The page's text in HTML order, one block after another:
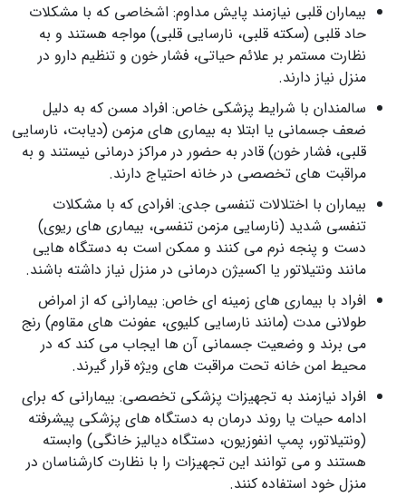
بیماران قلبی نیازمند پایش مداوم: اشخاصی که با مشکلات
حاد قلبی (سکته قلبی، نارسایی قلبی) مواجه هستند و به
نظارت مستمر بر علائم حیاتی، فشار خون و تنظیم دارو در
منزل نیاز دارند.
سالمندان با شرایط پزشکی خاص: افراد مسن که به دلیل
ضعف جسمانی یا ابتلا به بیماری‌ های مزمن (دیابت، نارسایی
قلبی، فشار خون) قادر به حضور در مراکز درمانی نیستند و به
مراقبت‌ های تخصصی در خانه احتیاج دارند.
بیماران با اختلالات تنفسی جدی: افرادی که با مشکلات
تنفسی شدید (نارسایی مزمن تنفسی، بیماری‌ های ریوی)
دست و پنجه نرم می‌ کنند و ممکن است به دستگاه‌ هایی
مانند ونتیلاتور یا اکسیژن درمانی در منزل نیاز داشته باشند.
افراد با بیماری‌ های زمینه‌ ای خاص: بیمارانی که از امراض
طولانی‌ مدت (مانند نارسایی کلیوی، عفونت‌ های مقاوم) رنج
می‌ برند و وضعیت جسمانی آن‌ ها ایجاب می‌ کند که در
محیط امن خانه تحت مراقبت‌ های ویژه قرار گیرند.
افراد نیازمند به تجهیزات پزشکی تخصصی: بیمارانی که برای
ادامه حیات یا روند درمان به دستگاه‌ های پزشکی پیشرفته
(ونتیلاتور، پمپ انفوزیون، دستگاه دیالیز خانگی) وابسته
هستند و می‌ توانند این تجهیزات را با نظارت کارشناسان در
منزل خود استفاده کنند.